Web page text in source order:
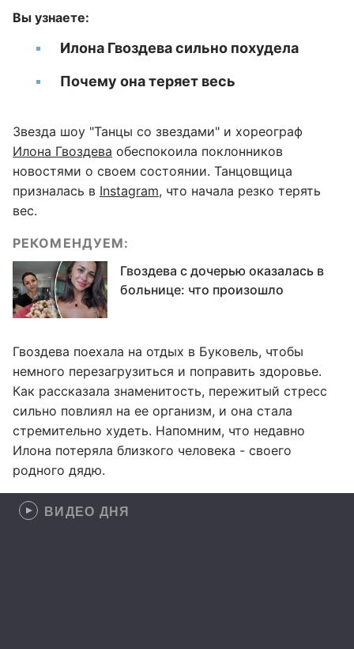
Вы узнаете:
Илона Гвоздева сильно похудела
Почему она теряет весь
Звезда шоу "Танцы со звездами" и хореограф
Илона Гвоздева обеспокоила поклонников
новостями о своем состоянии. Танцовщица
призналась в Instagram, что начала резко терять
вес.
РЕКОМЕНДУЕМ:
Гвоздева с дочерью оказалась в
больнице: что произошло
Гвоздева поехала на отдых в Буковель, чтобы
немного перезагрузиться и поправить здоровье.
Как рассказала знаменитость, пережитый стресс
сильно повлиял на ее организм, и она стала
стремительно худеть. Напомним, что недавно
Илона потеряла близкого человека - своего
родного дядю.
ВИДЕО ДНЯ